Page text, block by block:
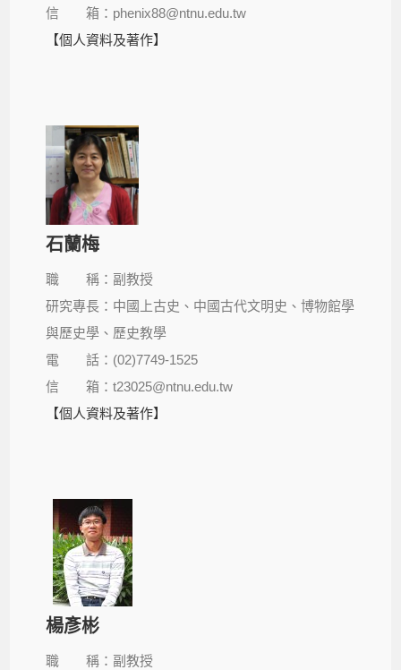
信 箱：phenix88@ntnu.edu.tw
【個人資料及著作】
石蘭梅
職 稱：副教授
研究專長：中國上古史、中國古代文明史、博物館學
與歷史學、歷史教學
電 話：(02)7749-1525
信 箱：t23025@ntnu.edu.tw
【個人資料及著作】
楊彥彬
職 稱：副教授